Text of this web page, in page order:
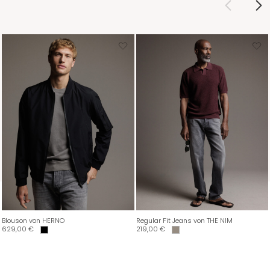
Blouson von HERNO
629,00 €
Regular Fit Jeans von THE NIM
219,00 €